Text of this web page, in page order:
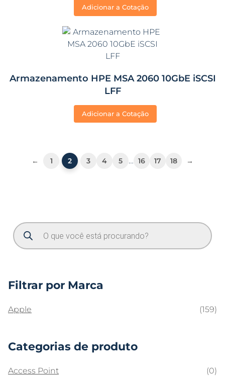
Adicionar a Cotação
Armazenamento HPE MSA 2060 10GbE iSCSI
LFF
Adicionar a Cotação
← 1 2 3 4 5 … 16 17 18 →
Filtrar por Marca
Apple (159)
Categorias de produto
Access Point
(0)